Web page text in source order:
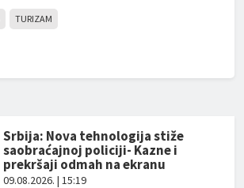
TURIZAM
Srbija: Nova tehnologija stiže
saobraćajnoj policiji- Kazne i
prekršaji odmah na ekranu
09.08.2026. | 15:19